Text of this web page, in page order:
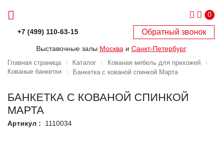
0
+7 (499) 110-63-15 Обратный звонок
Выставочные залы Москва и Санкт-Петербург
Главная страница Каталог
Кованая мебель для прихожей
Кованые банкетки
Банкетка с кованой спинкой Марта
БАНКЕТКА С КОВАНОЙ СПИНКОЙ
МАРТА
Артикул : 1110034